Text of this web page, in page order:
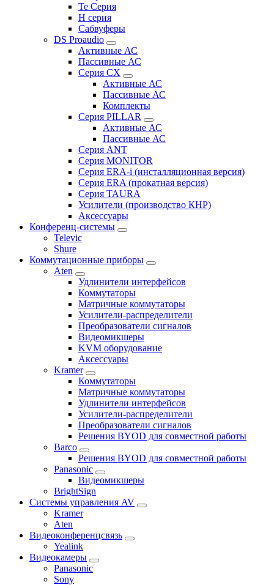
Te Серия
H серия
Сабвуферы
DS Proaudio
Активные АС
Пассивные АС
Серия CX
Активные АС
Пассивные АС
Комплекты
Серия PILLAR
Активные АС
Пассивные АС
Серия ANT
Серия MONITOR
Серия ERA-i (инсталляционная версия)
Серия ERA (прокатная версия)
Серия TAURA
Усилители (производство КНР)
Аксессуары
Конференц-системы
Televic
Shure
Коммутационные приборы
Aten
Удлинители интерфейсов
Коммутаторы
Матричные коммутаторы
Усилители-распределители
Преобразователи сигналов
Видеомикшеры
KVM оборудование
Аксессуары
Kramer
Коммутаторы
Матричные коммутаторы
Удлинители интерфейсов
Усилители-распределители
Преобразователи сигналов
Решения BYOD для совместной работы
Barco
Решения BYOD для совместной работы
Panasonic
Видеомикшеры
BrightSign
Системы управления AV
Kramer
Aten
Видеоконференцсвязь
Yealink
Видеокамеры
Panasonic
Sony